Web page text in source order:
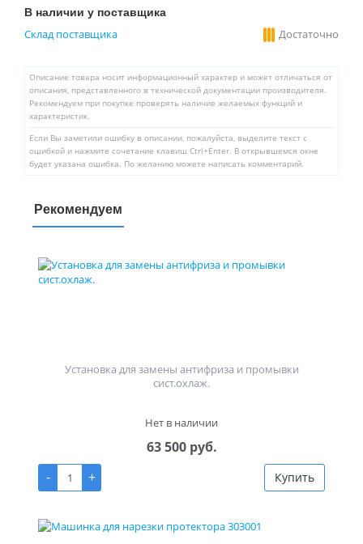
В наличии у поставщика
Склад поставщика Достаточно
Описание товара носит информационный характер и может отличаться от
описания, представленного в технической документации производителя.
Рекомендуем при покупке проверять наличие желаемых функций и
характеристик.
Если Вы заметили ошибку в описании, пожалуйста, выделите текст с
ошибкой и нажмите сочетание клавиш Ctrl+Enter. В открывшемся окне
будет указана ошибка. По желанию можете написать комментарий.
Рекомендуем
Установка для замены антифриза и промывки
сист.охлаж.
Нет в наличии
63 500 руб.
-
+ Купить